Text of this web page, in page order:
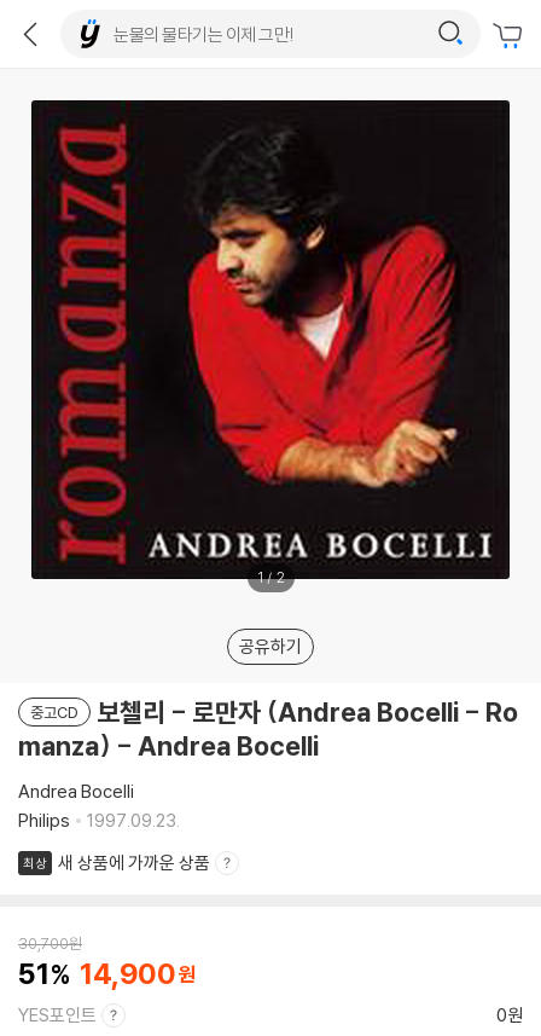
1/2
공유하기
중고CD
보첼리 - 로만자 (Andrea Bocelli - Ro
manza) - Andrea Bocelli
Andrea Bocelli
Philips
1997.09.23.
최상 새 상품에 가까운 상품
30,700원
51 14,900
YES포인트 0원